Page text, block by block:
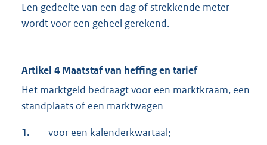
Een gedeelte van een dag of strekkende meter
wordt voor een geheel gerekend.
Artikel 4 Maatstaf van heffing en tarief
Het marktgeld bedraagt voor een marktkraam, een
standplaats of een marktwagen
1. voor een kalenderkwartaal;